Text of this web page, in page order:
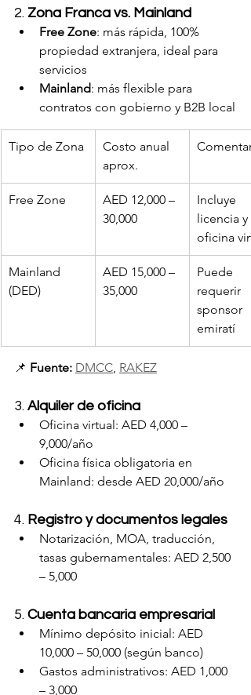
2. Zona Franca vs. Mainland
Free Zone: más rápida, 100%
propiedad extranjera, ideal para
servicios
Mainland: más flexible para
contratos con gobierno y B2B local
Tipo de Zona
Costo anual
aprox.
Free Zone
AED 12,000 –
30,000
Incluye
licencia y
oficina
Mainland
(DED)
AED 15,000 –
35,000
Puede
requerir
sponsor
emiratí
📌 Fuente: DMCC, RAKEZ
3. Alquiler de oficina
Oficina virtual: AED 4,000 –
9,000/año
Oficina física obligatoria en
Mainland: desde AED 20,000/año
4. Registro y documentos legales
Notarización, MOA, traducción,
tasas gubernamentales: AED 2,500
– 5,000
5. Cuenta bancaria empresarial
Mínimo depósito inicial: AED
10,000 – 50,000 (según banco)
Gastos administrativos: AED 1,000
– 3,000